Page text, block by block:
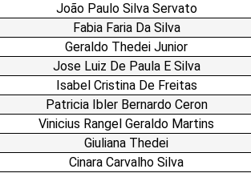
PROES
PROPEPE
PROED
João Paulo Silva Servato
Fabia Faria Da Silva
Geraldo Thedei Junior
Jose Luiz De Paula E Silva
Isabel Cristina De Freitas
Patricia Ibler Bernardo Ceron
Vinicius Rangel Geraldo Martins
Giuliana Thedei
Cinara Carvalho Silva